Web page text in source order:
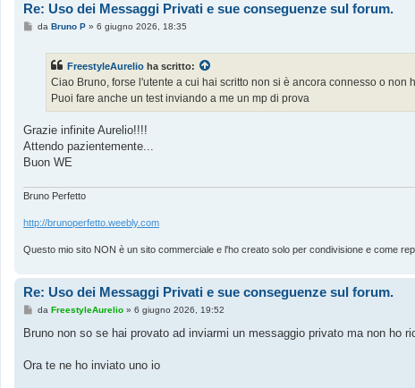
Re: Uso dei Messaggi Privati e sue conseguenze sul forum.
Mda Bruno P» 6 giugno 2026, 18:35
FreestyleAurelio ha scritto:
Ciao Bruno, forse l'utente a cui hai scritto non si è ancora connesso o
Puoi fare anche un test inviando a me un mp di prova
Grazie infinite Aurelio!!!!
Attendo pazientemente...
Buon WE
Bruno Perfetto
http://brunoperfetto.weebly.com
Questo mio sito NON è un sito commerciale e l'ho creato solo per condivisione e come
Re: Uso dei Messaggi Privati e sue conseguenze sul forum.
M
s
g
da FreestyleAurelio» 6 giugno 2026, 19:52
Bruno non so se hai provato ad inviarmi un messaggio privato ma non ho
Ora te ne ho inviato uno io